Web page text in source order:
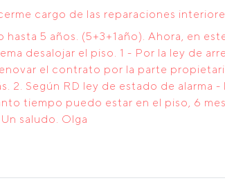
cargo de las reparaciones
5 años. (5+3+1año). Ahora, en
desalojar el piso. 1 - Por la ley de
el contrato por la parte
2. Según RD ley de estado de alarma
tiempo puedo estar en el piso, 6
saludo. Olga